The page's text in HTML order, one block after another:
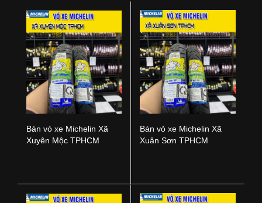
Bán vỏ xe Michelin Xã
Xuyên Mộc TPHCM
Bán vỏ xe Michelin Xã
Xuân Sơn TPHCM